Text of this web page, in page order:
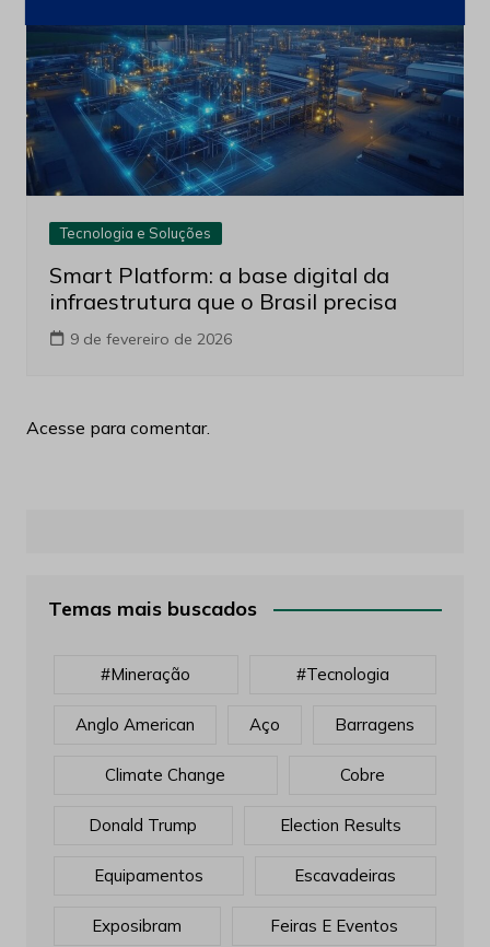
Tecnologia e Soluções
Temas mais buscados
#mineração #tecnologia
Anglo American Barragens
Climate Change Cobre
Donald Trump Election Results